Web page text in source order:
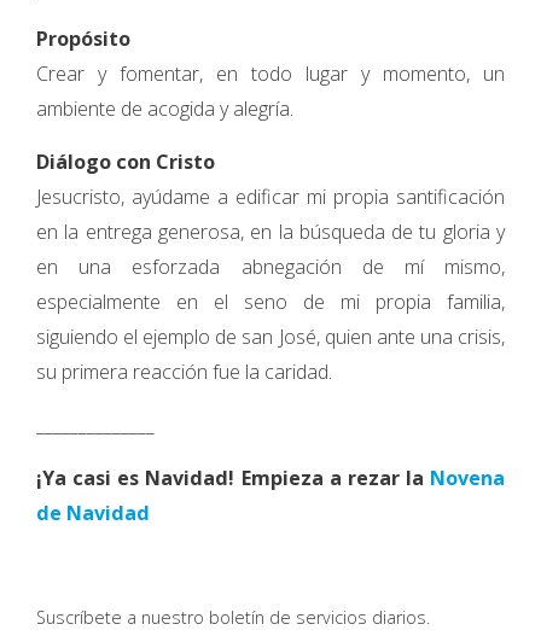
Propósito
Crear y fomentar, en todo lugar y momento, un
ambiente de acogida y alegría.
Diálogo con Cristo
Jesucristo, ayúdame a edificar mi propia santificación
en la entrega generosa, en la búsqueda de tu gloria y
en una esforzada abnegación de mí mismo,
especialmente en el seno de mi propia familia,
siguiendo el ejemplo de san José, quien ante una crisis,
su primera reacción fue la caridad.
¡Ya casi es Navidad! Empieza a rezar la Novena
de Navidad
Suscríbete a nuestro boletín de servicios diarios.